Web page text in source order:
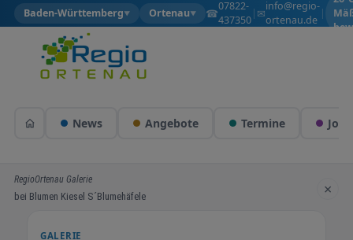
Baden-Württemberg▼ Ortenau▼ ☎07822-
437350
| ✉info@regio-
ortenau.de
|
News Angebote Termine Jobs
RegioOrtenau Galerie
bei Blumen Kiesel S´Blumehäfele ×
GALERIE